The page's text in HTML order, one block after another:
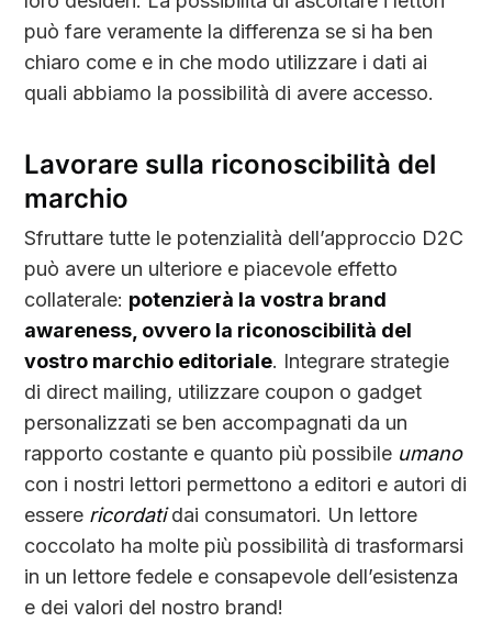
può fare veramente la differenza se si ha ben
chiaro come e in che modo utilizzare i dati ai
quali abbiamo la possibilità di avere accesso.
Lavorare sulla riconoscibilità del
marchio
Sfruttare tutte le potenzialità dell’approccio D2C
può avere un ulteriore e piacevole effetto
collaterale: potenzierà la vostra brand
awareness, ovvero la riconoscibilità del
vostro marchio editoriale. Integrare strategie
di direct mailing, utilizzare coupon o gadget
personalizzati se ben accompagnati da un
rapporto costante e quanto più possibile umano
con i nostri lettori permettono a editori e autori di
essere ricordatidai consumatori. Un lettore
coccolato ha molte più possibilità di trasformarsi
in un lettore fedele e consapevole dell’esistenza
e dei valori del nostro brand!